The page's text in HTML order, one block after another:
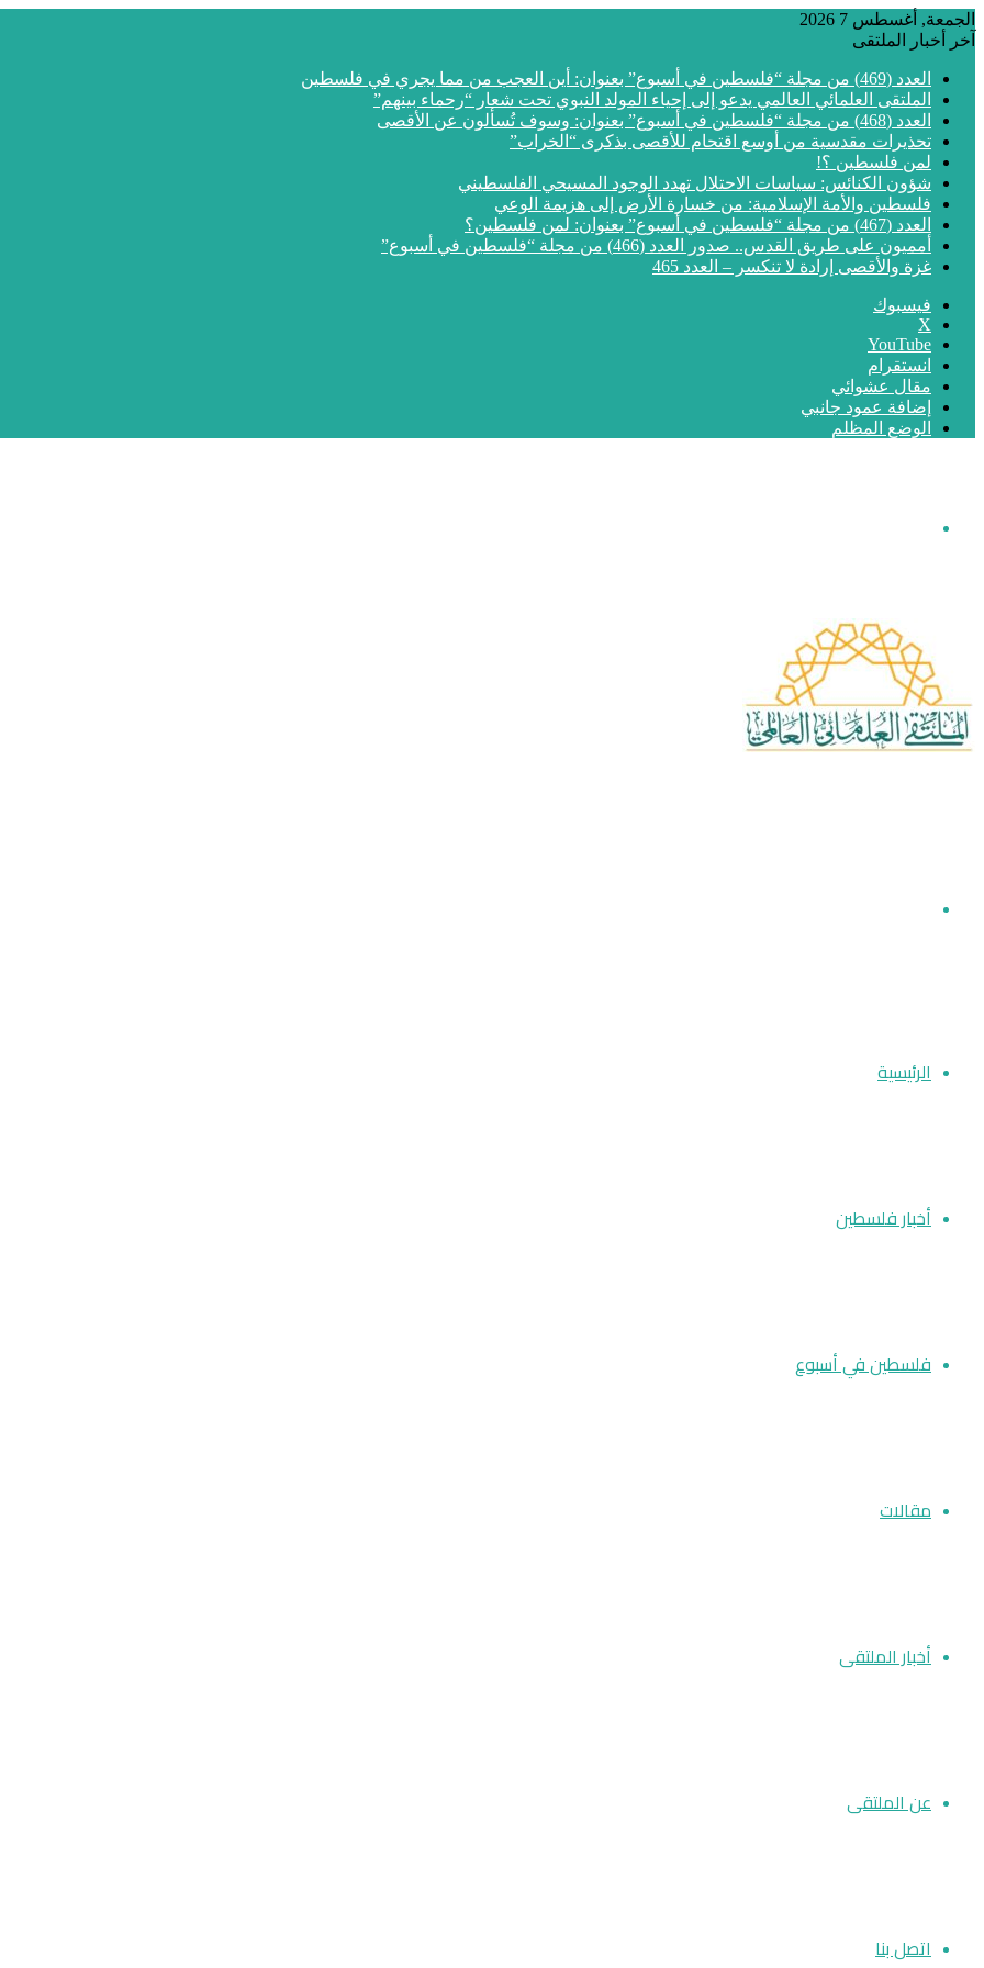
الجمعة, أغسطس 7 2026
آخر أخبار الملتقى
العدد (469) من مجلة “فلسطين في أسبوع” بعنوان: أين العجب من مما يجري في فلسطين
الملتقى العلمائي العالمي يدعو إلى إحياء المولد النبوي تحت شعار “رحماء بينهم”
العدد (468) من مجلة “فلسطين في أسبوع” بعنوان: وسوف تُسألون عن الأقصى
تحذيرات مقدسية من أوسع اقتحام للأقصى بذكرى “الخراب”
لمن فلسطين ؟!
شؤون الكنائس: سياسات الاحتلال تهدد الوجود المسيحي الفلسطيني
فلسطين والأمة الإسلامية: من خسارة الأرض إلى هزيمة الوعي
العدد (467) من مجلة “فلسطين في أسبوع” بعنوان: لمن فلسطين؟
أمميون على طريق القدس.. صدور العدد (466) من مجلة “فلسطين في أسبوع”
غزة والأقصى إرادة لا تنكسر – العدد 465
فيسبوك
‫X
‫YouTube
انستقرام
مقال عشوائي
إضافة عمود جانبي
الوضع المظلم
الرئيسية
أخبار فلسطين
فلسطين في أسبوع
مقالات
أخبار الملتقى
عن الملتقى
اتصل بنا